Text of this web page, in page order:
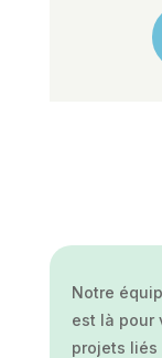
Notre
est là pour
projets liés